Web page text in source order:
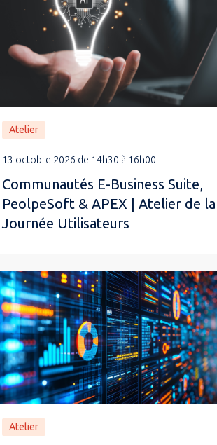
Atelier
13 octobre 2026 de 14h30 à 16h00
Communautés E-Business Suite,
PeolpeSoft & APEX | Atelier de la
Journée Utilisateurs
Atelier